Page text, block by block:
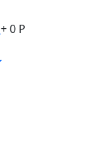
+ 0 P